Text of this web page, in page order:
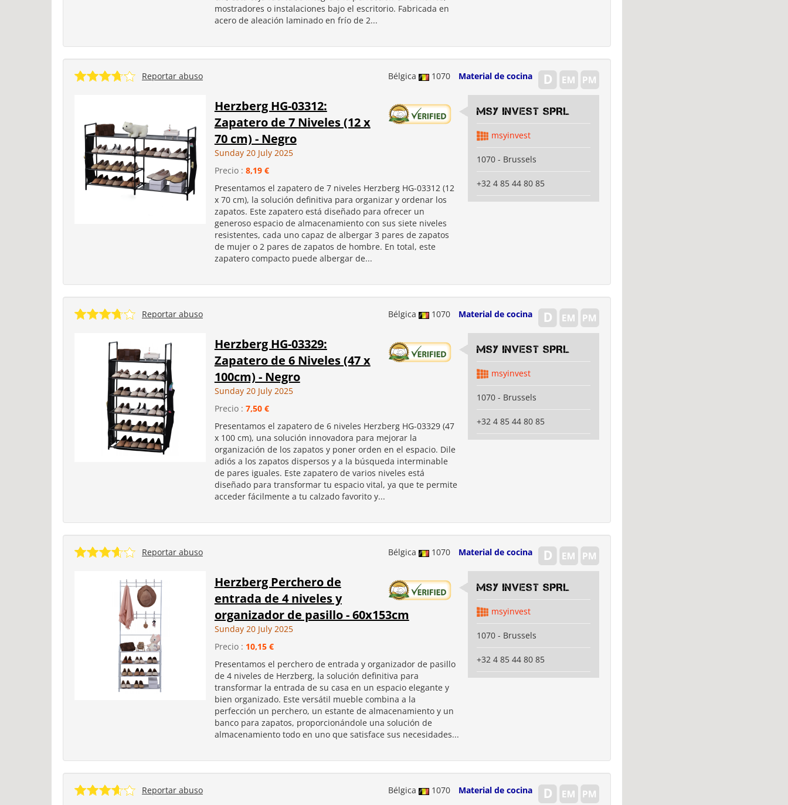
mostradores o instalaciones bajo el escritorio. Fabricada en
acero de aleación laminado en frío de 2...
Bélgica 1070 Material de cocina
Reportar abuso
Herzberg HG-03312:
Zapatero de 7 Niveles (12 x
70 cm) - Negro
Sunday 20 July 2025
Precio : 8,19 €
Presentamos el zapatero de 7 niveles Herzberg HG-03312 (12
x 70 cm), la solución definitiva para organizar y ordenar los
zapatos. Este zapatero está diseñado para ofrecer un
generoso espacio de almacenamiento con sus siete niveles
resistentes, cada uno capaz de albergar 3 pares de zapatos
de mujer o 2 pares de zapatos de hombre. En total, este
zapatero compacto puede albergar de...
MSY INVEST SPRL
msyinvest
1070 - Brussels
+32 4 85 44 80 85
Bélgica 1070 Material de cocina
Reportar abuso
Herzberg HG-03329:
Zapatero de 6 Niveles (47 x
100cm) - Negro
Sunday 20 July 2025
Precio : 7,50 €
Presentamos el zapatero de 6 niveles Herzberg HG-03329 (47
x 100 cm), una solución innovadora para mejorar la
organización de los zapatos y poner orden en el espacio. Dile
adiós a los zapatos dispersos y a la búsqueda interminable
de pares iguales. Este zapatero de varios niveles está
diseñado para transformar tu espacio vital, ya que te permite
acceder fácilmente a tu calzado favorito y...
MSY INVEST SPRL
msyinvest
1070 - Brussels
+32 4 85 44 80 85
Bélgica 1070 Material de cocina
Reportar abuso
Herzberg Perchero de
entrada de 4 niveles y
organizador de pasillo - 60x153cm
Sunday 20 July 2025
Precio : 10,15 €
Presentamos el perchero de entrada y organizador de pasillo
de 4 niveles de Herzberg, la solución definitiva para
transformar la entrada de su casa en un espacio elegante y
bien organizado. Este versátil mueble combina a la
perfección un perchero, un estante de almacenamiento y un
banco para zapatos, proporcionándole una solución de
almacenamiento todo en uno que satisface sus necesidades...
MSY INVEST SPRL
msyinvest
1070 - Brussels
+32 4 85 44 80 85
Bélgica 1070 Material de cocina
Reportar abuso